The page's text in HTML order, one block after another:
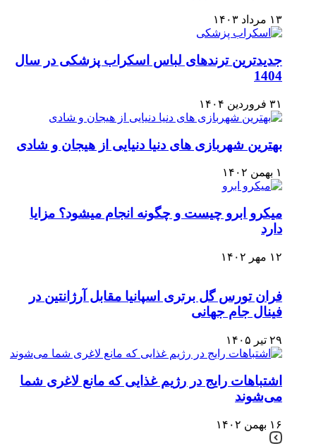
۱۳ مرداد ۱۴۰۳
جدیدترین ترندهای لباس اسکراب پزشکی در سال
1404
۳۱ فروردین ۱۴۰۴
بهترین شهربازی های دنیا دنیایی از هیجان و شادی
۱ بهمن ۱۴۰۲
میکرو ابرو چیست و چگونه انجام میشود؟ مزایا
دارد
۱۲ مهر ۱۴۰۲
فران تورس گل برتری اسپانیا مقابل آرژانتین در
فینال جام جهانی
۲۹ تیر ۱۴۰۵
اشتباهات رایج در رژیم غذایی که مانع لاغری شما
می‌شوند
۱۶ بهمن ۱۴۰۲